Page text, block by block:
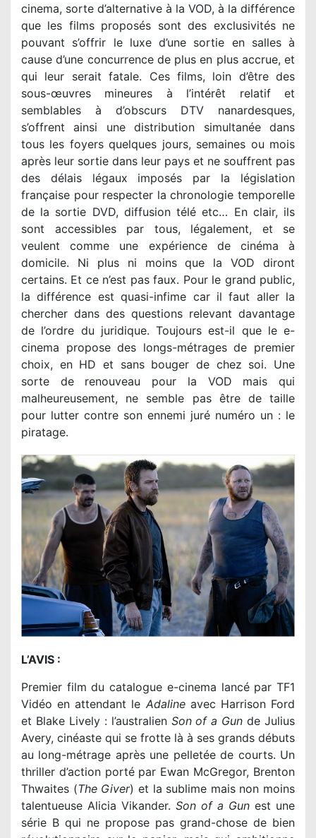
cinema, sorte d’alternative à la VOD, à la différence
que les films proposés sont des exclusivités ne
pouvant s’offrir le luxe d’une sortie en salles à
cause d’une concurrence de plus en plus accrue, et
qui leur serait fatale. Ces films, loin d’être des
sous-œuvres mineures à l’intérêt relatif et
semblables à d’obscurs DTV nanardesques,
s’offrent ainsi une distribution simultanée dans
tous les foyers quelques jours, semaines ou mois
après leur sortie dans leur pays et ne souffrent pas
des délais légaux imposés par la législation
française pour respecter la chronologie temporelle
de la sortie DVD, diffusion télé etc… En clair, ils
sont accessibles par tous, légalement, et se
veulent comme une expérience de cinéma à
domicile. Ni plus ni moins que la VOD diront
certains. Et ce n’est pas faux. Pour le grand public,
la différence est quasi-infime car il faut aller la
chercher dans des questions relevant davantage
de l’ordre du juridique. Toujours est-il que le e-
cinema propose des longs-métrages de premier
choix, en HD et sans bouger de chez soi. Une
sorte de renouveau pour la VOD mais qui
malheureusement, ne semble pas être de taille
pour lutter contre son ennemi juré numéro un : le
piratage.
L’AVIS :
Premier film du catalogue e-cinema lancé par TF1
Vidéo en attendant le Adalineavec Harrison Ford
et Blake Lively : l’australien Son of a Gun de Julius
Avery, cinéaste qui se frotte là à ses grands débuts
au long-métrage après une pelletée de courts. Un
thriller d’action porté par Ewan McGregor, Brenton
Thwaites (The Giver) et la sublime mais non moins
talentueuse Alicia Vikander. Son of a Gun est une
série B qui ne propose pas grand-chose de bien